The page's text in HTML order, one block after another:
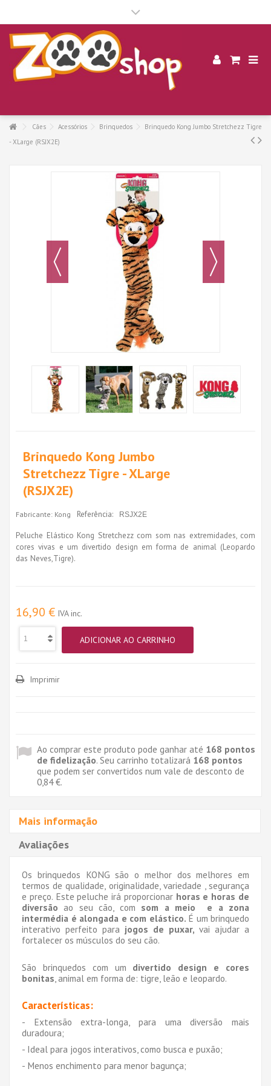
Cães Acessórios Brinquedos
Brinquedo Kong Jumbo Stretchezz Tigre
- XLarge (RSJX2E)
Brinquedo Kong Jumbo
Stretchezz Tigre - XLarge
(RSJX2E)
Fabricante: Kong Referência: RSJX2E
Peluche Elástico Kong Stretchezz com som nas extremidades, com
cores vivas e um divertido design em forma de animal (Leopardo
das Neves,Tigre).
16,90 € IVA inc.
ADICIONAR AO CARRINHO
Imprimir
Ao comprar este produto pode ganhar até 168 pontos
de fidelização. Seu carrinho totalizará 168 pontos
que podem ser convertidos num vale de desconto de
0,84 €.
Mais informação
Avaliações
Os brinquedos KONG são o melhor dos melhores em
termos de qualidade, originalidade, variedade , segurança
e preço. Este peluche irá proporcionarhoras e horas de
diversão ao seu cão, com som a meio e a zona
intermédia é alongada e com elástico. É um brinquedo
interativo perfeito para jogos de puxar, vai ajudar a
fortalecer os músculos do seu cão.
São brinquedos com um divertido design e cores
bonitas , animal em forma de: tigre, leão e leopardo.
Características:
- Extensão extra-longa, para uma diversão mais
duradoura;
- Ideal para jogos interativos, como busca e puxão;
- Menos enchimento para menor bagunça;